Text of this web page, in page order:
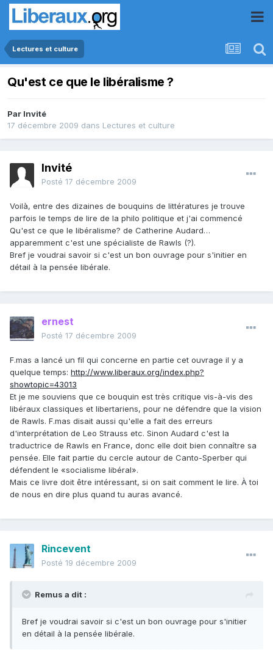
Lectures et culture
Qu'est ce que le libéralisme ?
Par Invité
17 décembre 2009 dans Lectures et culture
Invité
Posté 17 décembre 2009
Voilà, entre des dizaines de bouquins de littératures je trouve
parfois le temps de lire de la philo politique et j'ai commencé
Qu'est ce que le libéralisme? de Catherine Audard…
apparemment c'est une spécialiste de Rawls (?).
Bref je voudrai savoir si c'est un bon ouvrage pour s'initier en
détail à la pensée libérale.
ernest
Posté 17 décembre 2009
F.mas a lancé un fil qui concerne en partie cet ouvrage il y a
quelque temps: http://www.liberaux.org/index.php?
showtopic=43013
Et je me souviens que ce bouquin est très critique vis-à-vis des
libéraux classiques et libertariens, pour ne défendre que la vision
de Rawls. F.mas disait aussi qu'elle a fait des erreurs
d'interprétation de Leo Strauss etc. Sinon Audard c'est la
traductrice de Rawls en France, donc elle doit bien connaître sa
pensée. Elle fait partie du cercle autour de Canto-Sperber qui
défendent le «socialisme libéral».
Mais ce livre doit être intéressant, si on sait comment le lire. À toi
de nous en dire plus quand tu auras avancé.
Rincevent
Posté 19 décembre 2009
Remus a dit :
Bref je voudrai savoir si c'est un bon ouvrage pour s'initier
en détail à la pensée libérale.